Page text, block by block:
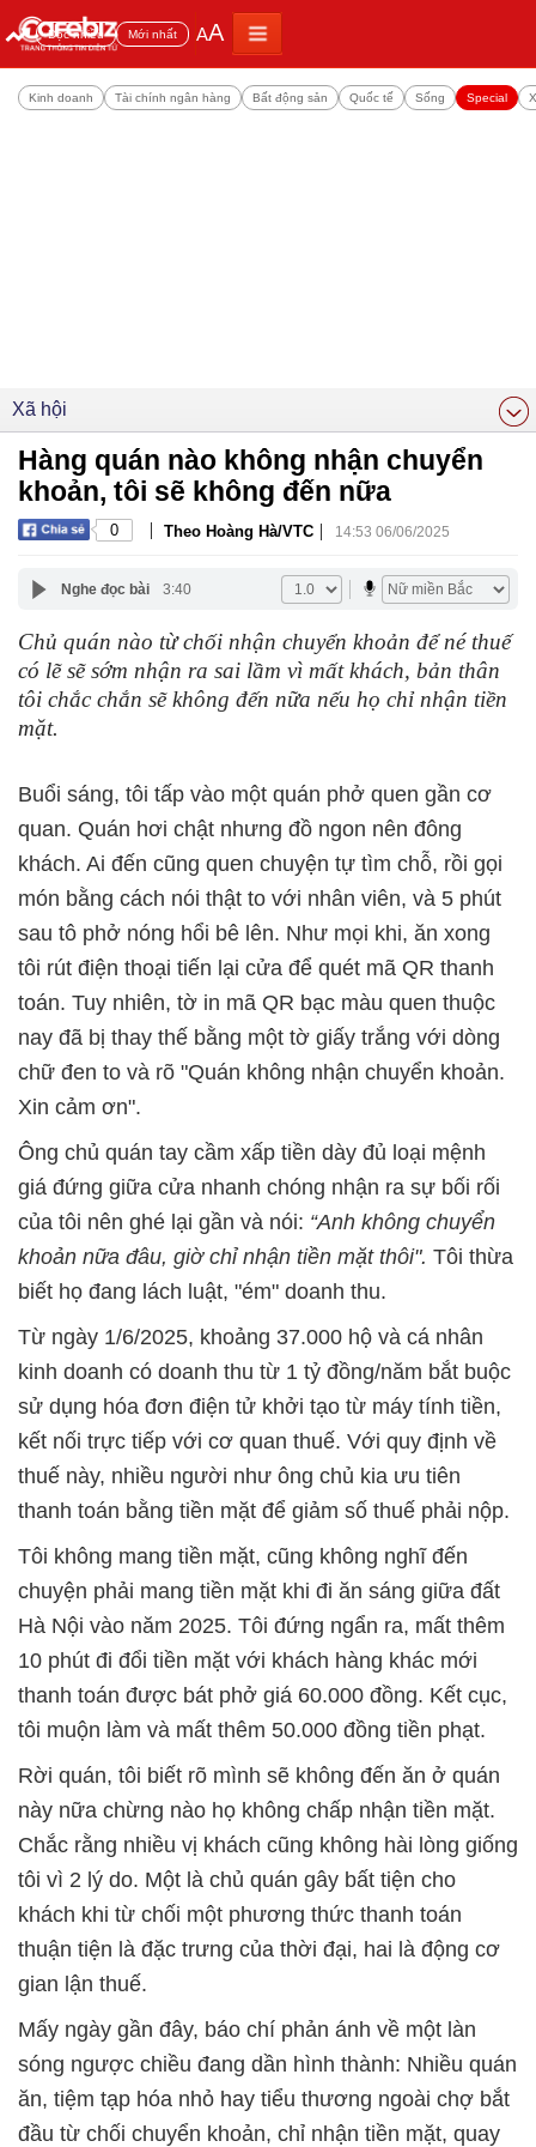
Đọc nhiều Mới nhất AA
Kinh doanh Tài chính ngân hàng Bất động sản Quốc tế Sống Special
Xã hội
Hàng quán nào không nhận chuyển
khoản, tôi sẽ không đến nữa
0 | Theo Hoàng Hà/VTC | 14:53 06/06/2025
Nghe đọc bài 3:40
Chủ quán nào từ chối nhận chuyển khoản để né thuế
có lẽ sẽ sớm nhận ra sai lầm vì mất khách, bản thân
tôi chắc chắn sẽ không đến nữa nếu họ chỉ nhận tiền
mặt.
Buổi sáng, tôi tấp vào một quán phở quen gần cơ
quan. Quán hơi chật nhưng đồ ngon nên đông
khách. Ai đến cũng quen chuyện tự tìm chỗ, rồi gọi
món bằng cách nói thật to với nhân viên, và 5 phút
sau tô phở nóng hổi bê lên. Như mọi khi, ăn xong
tôi rút điện thoại tiến lại cửa để quét mã QR thanh
toán. Tuy nhiên, tờ in mã QR bạc màu quen thuộc
nay đã bị thay thế bằng một tờ giấy trắng với dòng
chữ đen to và rõ "Quán không nhận chuyển khoản.
Xin cảm ơn".
Ông chủ quán tay cầm xấp tiền dày đủ loại mệnh
giá đứng giữa cửa nhanh chóng nhận ra sự bối rối
của tôi nên ghé lại gần và nói: “Anh không chuyển
khoản nữa đâu, giờ chỉ nhận tiền mặt thôi". Tôi thừa
biết họ đang lách luật, "ém" doanh thu.
Từ ngày 1/6/2025, khoảng 37.000 hộ và cá nhân
kinh doanh có doanh thu từ 1 tỷ đồng/năm bắt buộc
sử dụng hóa đơn điện tử khởi tạo từ máy tính tiền,
kết nối trực tiếp với cơ quan thuế. Với quy định về
thuế này, nhiều người như ông chủ kia ưu tiên
thanh toán bằng tiền mặt để giảm số thuế phải nộp.
Tôi không mang tiền mặt, cũng không nghĩ đến
chuyện phải mang tiền mặt khi đi ăn sáng giữa đất
Hà Nội vào năm 2025. Tôi đứng ngẩn ra, mất thêm
10 phút đi đổi tiền mặt với khách hàng khác mới
thanh toán được bát phở giá 60.000 đồng. Kết cục,
tôi muộn làm và mất thêm 50.000 đồng tiền phạt.
Rời quán, tôi biết rõ mình sẽ không đến ăn ở quán
này nữa chừng nào họ không chấp nhận tiền mặt.
Chắc rằng nhiều vị khách cũng không hài lòng giống
tôi vì 2 lý do. Một là chủ quán gây bất tiện cho
khách khi từ chối một phương thức thanh toán
thuận tiện là đặc trưng của thời đại, hai là động cơ
gian lận thuế.
Mấy ngày gần đây, báo chí phản ánh về một làn
sóng ngược chiều đang dần hình thành: Nhiều quán
ăn, tiệm tạp hóa nhỏ hay tiểu thương ngoài chợ bắt
đầu từ chối chuyển khoản, chỉ nhận tiền mặt, quay